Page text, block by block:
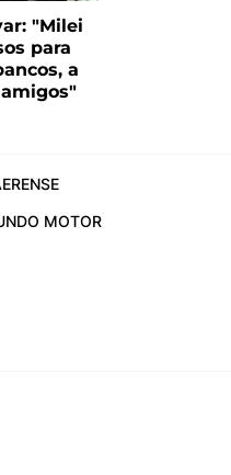
"Milei
para
a
MOTOR